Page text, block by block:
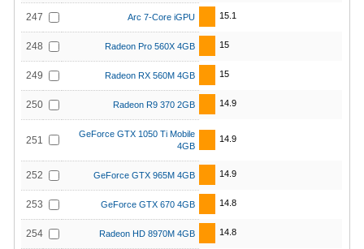
247 Arc 7-Core iGPU 15.1
248 Radeon Pro 560X 4GB 15
249 Radeon RX 560M 4GB 15
250 Radeon R9 370 2GB 14.9
251
GeForce GTX 1050 Ti Mobile
4GB
14.9
252 GeForce GTX 965M 4GB 14.9
253 GeForce GTX 670 4GB 14.8
254 Radeon HD 8970M 4GB 14.8